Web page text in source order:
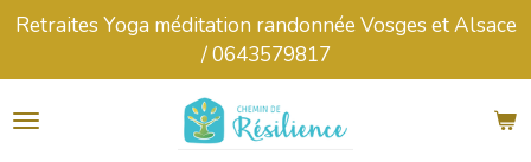
Passer
contenu
principal
Retraites Yoga méditation randonnée Vosges et Alsace
/ 0643579817